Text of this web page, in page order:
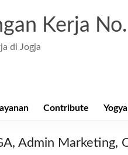
Kerja
di Jogja
Contribute
Admin Marketing,